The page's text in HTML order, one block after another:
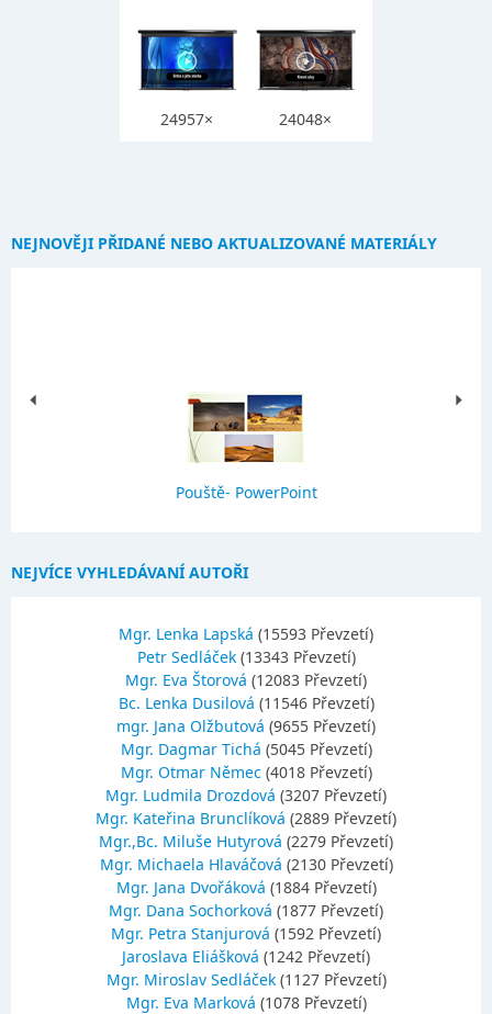
24957× 24048×
NEJNOVĚJI PŘIDANÉ NEBO AKTUALIZOVANÉ MATERIÁLY
Pouště- PowerPoint
NEJVÍCE VYHLEDÁVANÍ AUTOŘI
Mgr. Lenka Lapská (15593 Převzetí)
Petr Sedláček (13343 Převzetí)
Mgr. Eva Štorová (12083 Převzetí)
Bc. Lenka Dusilová (11546 Převzetí)
mgr. Jana Olžbutová (9655 Převzetí)
Mgr. Dagmar Tichá (5045 Převzetí)
Mgr. Otmar Němec (4018 Převzetí)
Mgr. Ludmila Drozdová (3207 Převzetí)
Mgr. Kateřina Brunclíková (2889 Převzetí)
Mgr.,Bc. Miluše Hutyrová (2279 Převzetí)
Mgr. Michaela Hlaváčová (2130 Převzetí)
Mgr. Jana Dvořáková (1884 Převzetí)
Mgr. Dana Sochorková (1877 Převzetí)
Mgr. Petra Stanjurová (1592 Převzetí)
Jaroslava Eliášková (1242 Převzetí)
Mgr. Miroslav Sedláček (1127 Převzetí)
Mgr. Eva Marková (1078 Převzetí)